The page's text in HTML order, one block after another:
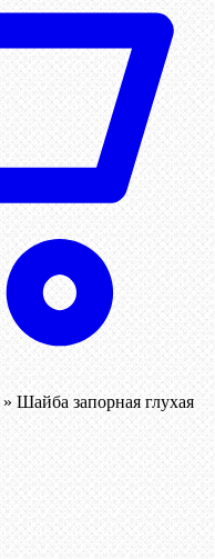
» Шайба запорная глухая